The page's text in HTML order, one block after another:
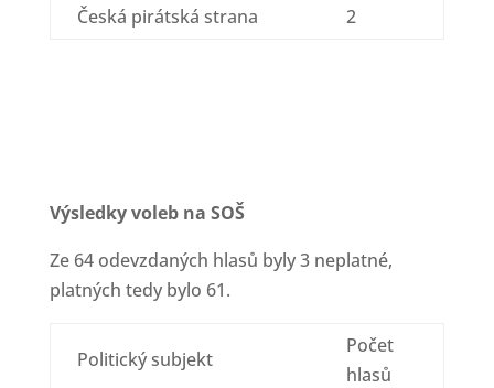
Česká pirátská strana 2
Výsledky voleb na SOŠ
Ze 64 odevzdaných hlasů byly 3 neplatné,
platných tedy bylo 61.
Politický subjekt
Počet
hlasů